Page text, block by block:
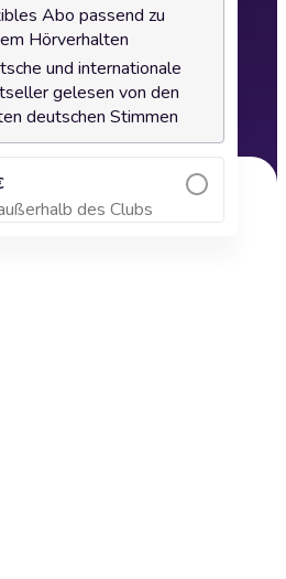
Abo passend zu
Hörverhalten
und internationale
gelesen von den
deutschen Stimmen
des Clubs
Warenkorb hinzufügen